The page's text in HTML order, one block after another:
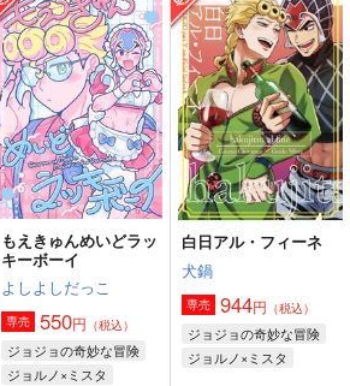
エイリアン・ゴース
ト・サンタクロース
ブボランド
770円（税込）
ジョルノ×フーゴ
サンプル
作品詳細
きみ越しの夜明け
:) hahaha
1,257円（税込）
ジョルノ×フーゴ
サンプル
作品詳細
もえきゅんめいどラッ
キーボーイ
よしよしだっこ
専売 550円 （税込）
ジョジョの奇妙な冒険
ジョルノ×ミスタ
白日アル・フィーネ
犬鍋
専売 944円 （税込）
ジョジョの奇妙な冒険
ジョルノ×ミスタ